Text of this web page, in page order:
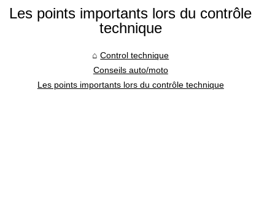
Les points importants lors du contrôle
technique
Control technique
Conseils auto/moto
Les points importants lors du contrôle technique